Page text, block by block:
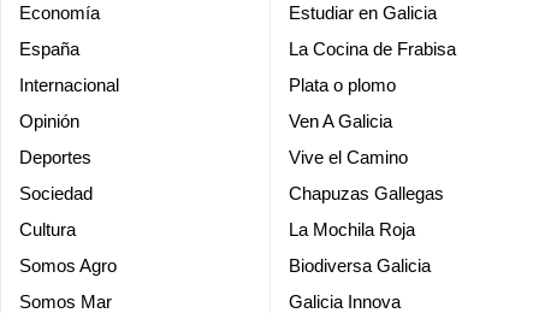
Economía
España
Internacional
Opinión
Deportes
Sociedad
Cultura
Somos Agro
Somos Mar
Estudiar en Galicia
La Cocina de Frabisa
Plata o plomo
Ven A Galicia
Vive el Camino
Chapuzas Gallegas
La Mochila Roja
Biodiversa Galicia
Galicia Innova